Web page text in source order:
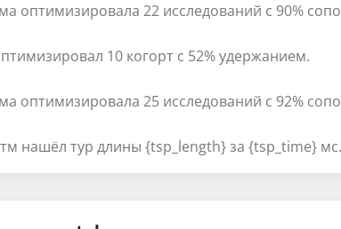
оптимизировала 22 исследований с 90%
10 когорт с 52% удержанием.
оптимизировала 25 исследований с 92%
нашёл тур длины {tsp_length} за {tsp_time} мс.